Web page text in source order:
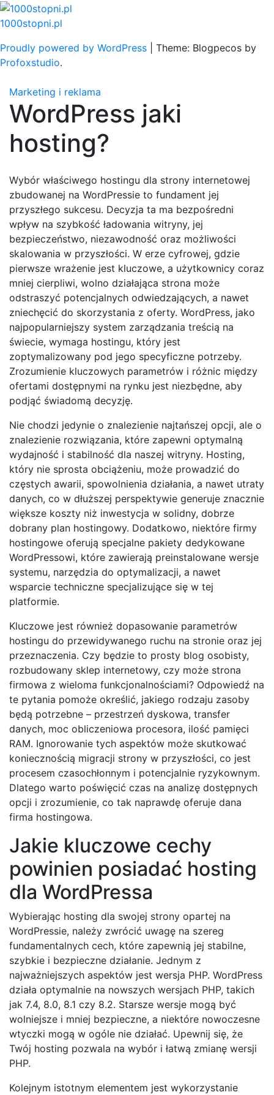
Skip
to
1000stopni.pl
Proudly powered by WordPress
Theme: Blogpecos by
Profoxstudio.
Marketing i reklama
WordPress jaki
hosting?
Wybór właściwego hostingu dla strony internetowej
zbudowanej na WordPressie to fundament jej
przyszłego sukcesu. Decyzja ta ma bezpośredni
wpływ na szybkość ładowania witryny, jej
bezpieczeństwo, niezawodność oraz możliwości
skalowania w przyszłości. W erze cyfrowej, gdzie
pierwsze wrażenie jest kluczowe, a użytkownicy coraz
mniej cierpliwi, wolno działająca strona może
odstraszyć potencjalnych odwiedzających, a nawet
zniechęcić do skorzystania z oferty. WordPress, jako
najpopularniejszy system zarządzania treścią na
świecie, wymaga hostingu, który jest
zoptymalizowany pod jego specyficzne potrzeby.
Zrozumienie kluczowych parametrów i różnic między
ofertami dostępnymi na rynku jest niezbędne, aby
podjąć świadomą decyzję.
Nie chodzi jedynie o znalezienie najtańszej opcji, ale o
znalezienie rozwiązania, które zapewni optymalną
wydajność i stabilność dla naszej witryny. Hosting,
który nie sprosta obciążeniu, może prowadzić do
częstych awarii, spowolnienia działania, a nawet utraty
danych, co w dłuższej perspektywie generuje znacznie
większe koszty niż inwestycja w solidny, dobrze
dobrany plan hostingowy. Dodatkowo, niektóre firmy
hostingowe oferują specjalne pakiety dedykowane
WordPressowi, które zawierają preinstalowane wersje
systemu, narzędzia do optymalizacji, a nawet
wsparcie techniczne specjalizujące się w tej
platformie.
Kluczowe jest również dopasowanie parametrów
hostingu do przewidywanego ruchu na stronie oraz jej
przeznaczenia. Czy będzie to prosty blog osobisty,
rozbudowany sklep internetowy, czy może strona
firmowa z wieloma funkcjonalnościami? Odpowiedź na
te pytania pomoże określić, jakiego rodzaju zasoby
będą potrzebne – przestrzeń dyskowa, transfer
danych, moc obliczeniowa procesora, ilość pamięci
RAM. Ignorowanie tych aspektów może skutkować
koniecznością migracji strony w przyszłości, co jest
procesem czasochłonnym i potencjalnie ryzykownym.
Dlatego warto poświęcić czas na analizę dostępnych
opcji i zrozumienie, co tak naprawdę oferuje dana
firma hostingowa.
Jakie kluczowe cechy
powinien posiadać hosting
dla WordPressa
Wybierając hosting dla swojej strony opartej na
WordPressie, należy zwrócić uwagę na szereg
fundamentalnych cech, które zapewnią jej stabilne,
szybkie i bezpieczne działanie. Jednym z
najważniejszych aspektów jest wersja PHP. WordPress
działa optymalnie na nowszych wersjach PHP, takich
jak 7.4, 8.0, 8.1 czy 8.2. Starsze wersje mogą być
wolniejsze i mniej bezpieczne, a niektóre nowoczesne
wtyczki mogą w ogóle nie działać. Upewnij się, że
Twój hosting pozwala na wybór i łatwą zmianę wersji
PHP.
Kolejnym istotnym elementem jest wykorzystanie